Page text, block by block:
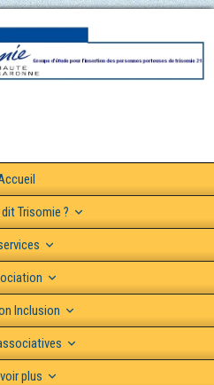
Trisomie ?
Inclusion
plus